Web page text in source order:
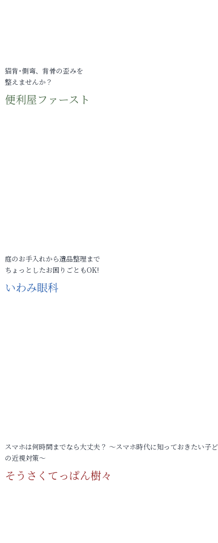
猫背･側弯、背骨の歪みを
整えませんか？
便利屋ファースト
庭のお手入れから遺品整理まで
ちょっとしたお困りごともOK!
いわみ眼科
スマホは何時間までなら大丈夫？ ～スマホ時代に知っておきたい子
の近視対策～
そうさくてっぱん樹々